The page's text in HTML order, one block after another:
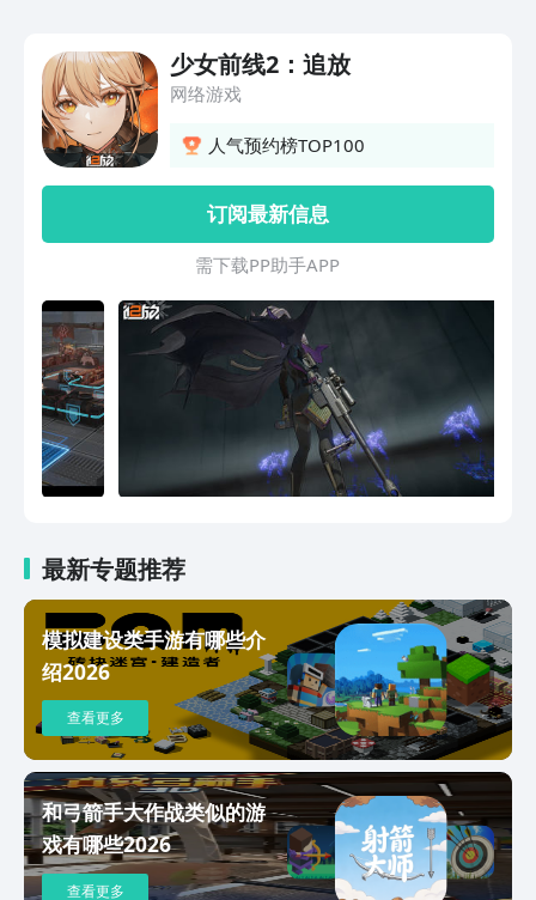
看吧。
少女前线2：追放
网络游戏
人气预约榜TOP100
订阅最新信息
需 下 载 P P 助 手 A P P
最新专题推荐
模拟建设类手游有哪些介
绍2026
查看更多
和弓箭手大作战类似的游
戏有哪些2026
查看更多